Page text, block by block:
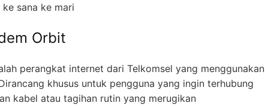
sana ke mari
Orbit
perangkat internet dari Telkomsel yang menggunakan
khusus untuk pengguna yang ingin terhubung
kabel atau tagihan rutin yang merugikan